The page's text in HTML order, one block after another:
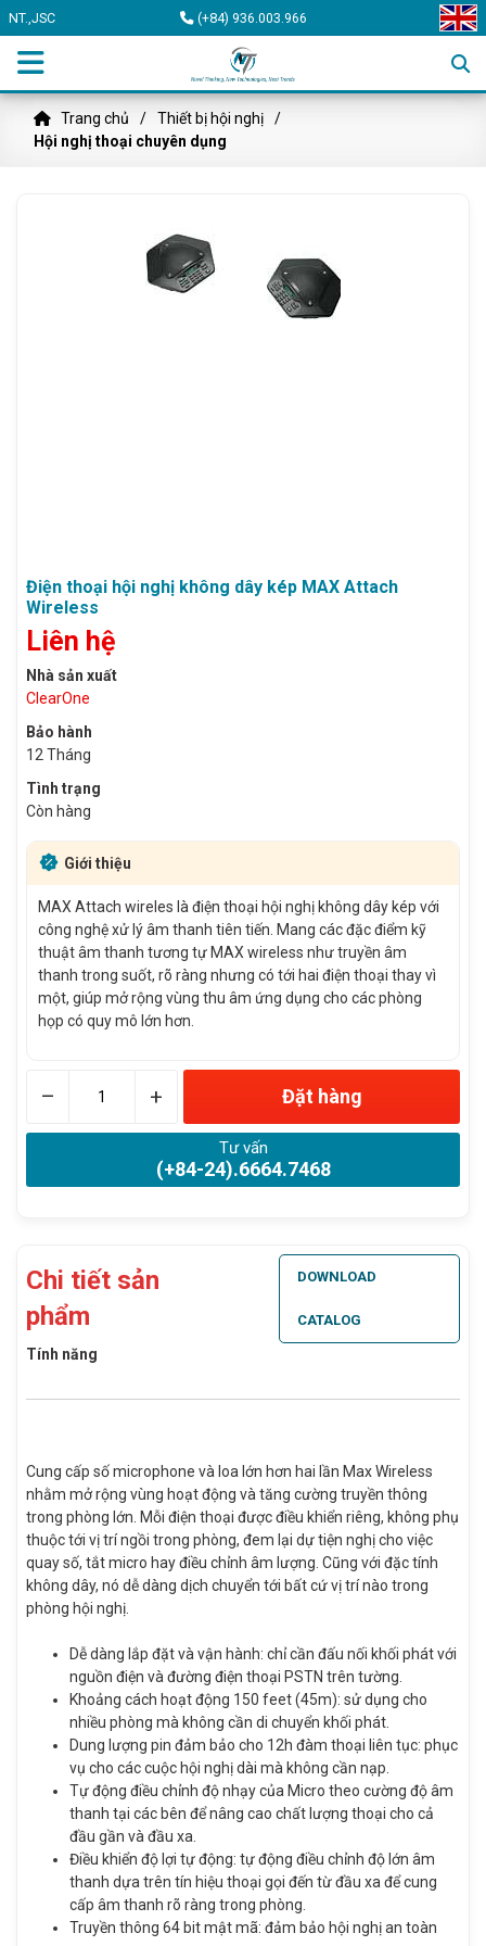
NT.,JSC (+84) 936.003.966
Trang chủ
Thiết bị hội nghị
Hội nghị thoại chuyên dụng
Điện thoại hội nghị không dây kép MAX Attach
Wireless
Liên hệ
Nhà sản xuất
ClearOne
Bảo hành
12 Tháng
Tình trạng
Còn hàng
Giới thiệu
MAX Attach wireles là điện thoại hội nghị không dây kép với
công nghệ xử lý âm thanh tiên tiến. Mang các đặc điểm kỹ
thuật âm thanh tương tự MAX wireless như truyền âm
thanh trong suốt, rõ ràng nhưng có tới hai điện thoại thay vì
một, giúp mở rộng vùng thu âm ứng dụng cho các phòng
họp có quy mô lớn hơn.
– + Đặt hàng
Tư vấn
(+84-24).6664.7468
Chi tiết sản
phẩm
DOWNLOAD
CATALOG
Tính năng
Cung cấp số microphone và loa lớn hơn hai lần Max Wireless
nhằm mở rộng vùng hoạt động và tăng cường truyền thông
trong phòng lớn. Mỗi điện thoại được điều khiển riêng, không phụ
thuộc tới vị trí ngồi trong phòng, đem lại dự tiện nghị cho việc
quay số, tắt micro hay điều chỉnh âm lượng. Cũng với đặc tính
không dây, nó dễ dàng dịch chuyển tới bất cứ vị trí nào trong
phòng hội nghị.
Dễ dàng lắp đặt và vận hành: chỉ cần đấu nối khối phát với
nguồn điện và đường điện thoại PSTN trên tường.
Khoảng cách hoạt động 150 feet (45m): sử dụng cho
nhiều phòng mà không cần di chuyển khối phát.
Dung lượng pin đảm bảo cho 12h đàm thoại liên tục: phục
vụ cho các cuộc hội nghị dài mà không cần nạp.
Tự động điều chỉnh độ nhạy của Micro theo cường độ âm
thanh tại các bên để nâng cao chất lượng thoại cho cả
đầu gần và đầu xa.
Điều khiển độ lợi tự động: tự động điều chỉnh độ lớn âm
thanh dựa trên tín hiệu thoại gọi đến từ đầu xa để cung
cấp âm thanh rõ ràng trong phòng.
Truyền thông 64 bit mật mã: đảm bảo hội nghị an toàn